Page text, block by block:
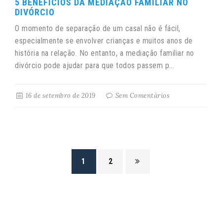
5 BENEFÍCIOS DA MEDIAÇÃO FAMILIAR NO
DIVÓRCIO
O momento de separação de um casal não é fácil,
especialmente se envolver crianças e muitos anos de
história na relação. No entanto, a mediação familiar no
divórcio pode ajudar para que todos passem p...
16 de setembro de 2019 Sem Comentários
1 2